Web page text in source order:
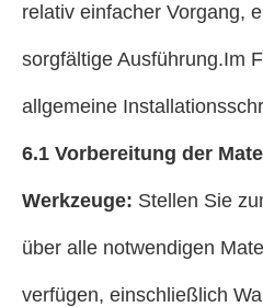
relativ einfacher Vorgang,
sorgfältige Ausführung.Im
allgemeine
6.1 Vorbereitung der
Werkzeuge: Stellen Sie
über alle notwendigen
verfügen, einschließlich